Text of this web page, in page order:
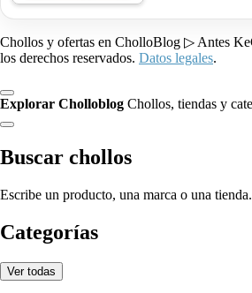
Chollos y ofertas en CholloBlog ▷ Antes
los derechos reservados. Datos legales.
Explorar Cholloblog Chollos, tiendas y
Buscar chollos
Escribe un producto, una marca o una tienda.
Categorías
Ver todas